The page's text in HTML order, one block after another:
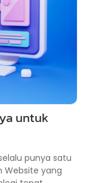
untuk
punya satu
Website yang